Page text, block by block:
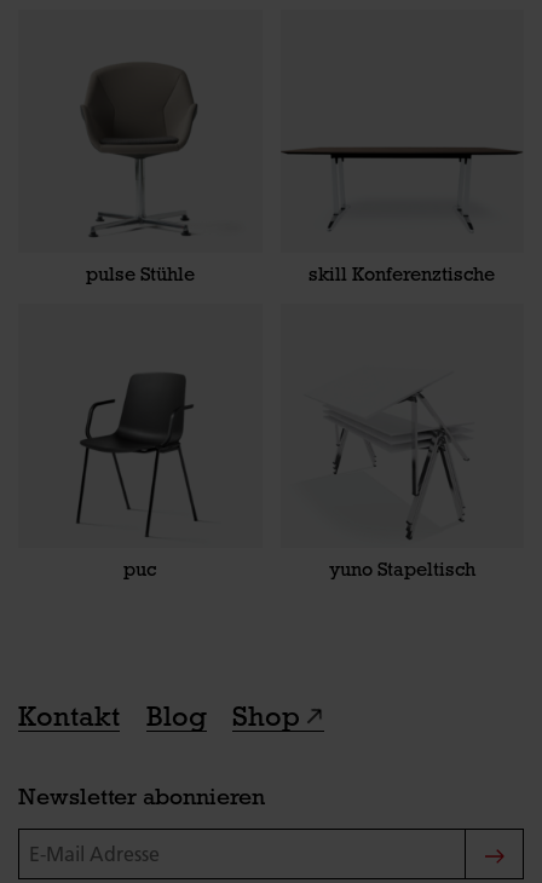
pulse Stühle skill Konferenztische
puc yuno Stapeltisch
Kontakt Blog Shop
Newsletter abonnieren
E-Mail Adresse